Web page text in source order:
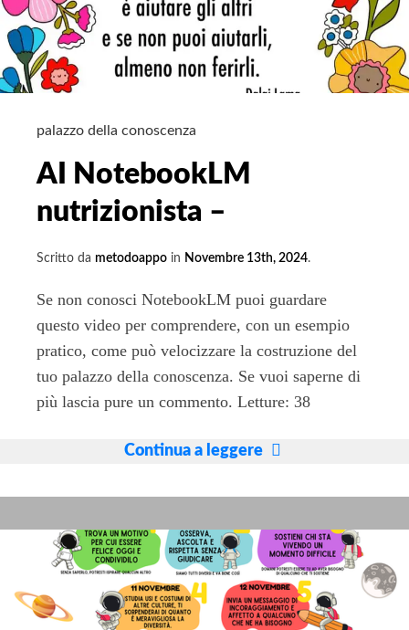
palazzo della conoscenza
AI NotebookLM
nutrizionista –
Scritto da metodoappo in Novembre 13th, 2024.
Se non conosci NotebookLM puoi guardare
questo video per comprendere, con un esempio
pratico, come può velocizzare la costruzione del
tuo palazzo della conoscenza. Se vuoi saperne di
più lascia pure un commento. Letture: 38
Continua a leggere
nutrizionista